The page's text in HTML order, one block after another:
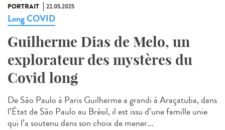
PORTRAIT 22.05.2025
Long COVID
Guilherme Dias de Melo, un
explorateur des mystères du
Covid long
De São Paulo à Paris Guilherme a grandi à Araçatuba, dans
l’État de São Paulo au Brésil, il est issu d’une famille unie
qui l’a soutenu dans son choix de mener...